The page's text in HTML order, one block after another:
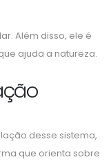
Além disso, ele é
ajuda a natureza.
desse sistema,
que orienta sobre